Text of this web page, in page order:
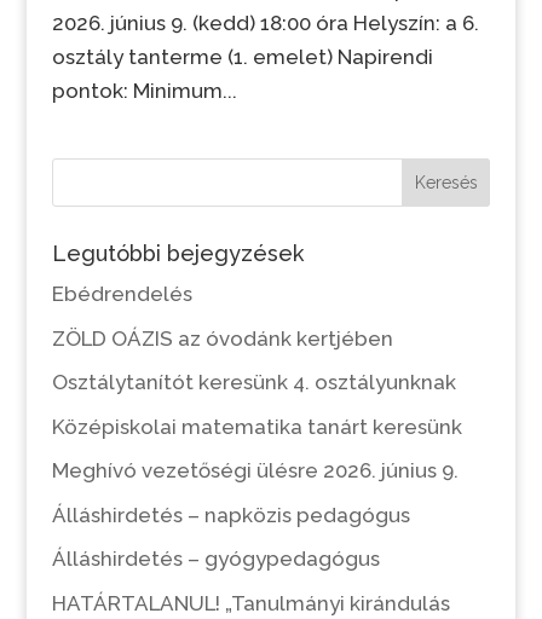
2026. június 9. (kedd) 18:00 óra Helyszín: a 6.
osztály tanterme (1. emelet) Napirendi
pontok: Minimum...
Keresés
Legutóbbi bejegyzések
Ebédrendelés
ZÖLD OÁZIS az óvodánk kertjében
Osztálytanítót keresünk 4. osztályunknak
Középiskolai matematika tanárt keresünk
Meghívó vezetőségi ülésre 2026. június 9.
Álláshirdetés – napközis pedagógus
Álláshirdetés – gyógypedagógus
HATÁRTALANUL! „Tanulmányi kirándulás